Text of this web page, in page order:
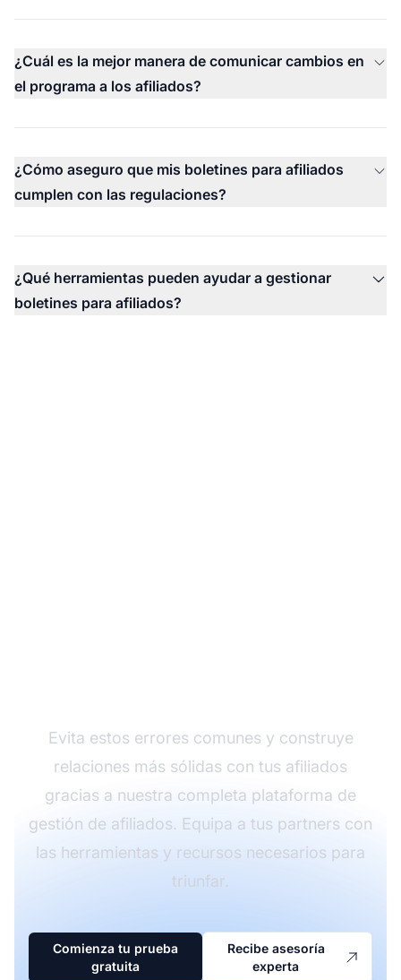
¿Cuál es la mejor manera de comunicar cambios en
el programa a los afiliados?
¿Cómo aseguro que mis boletines para afiliados
cumplen con las regulaciones?
¿Qué herramientas pueden ayudar a gestionar
boletines para afiliados?
Evita estos errores comunes y construye
relaciones más sólidas con tus afiliados
gracias a nuestra completa plataforma de
gestión de afiliados. Equipa a tus partners con
las herramientas y recursos necesarios para
triunfar.
Comienza tu prueba
gratuita
Recibe asesoría
experta